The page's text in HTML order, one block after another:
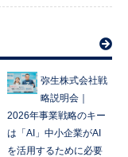
弥生株式会社戦
略説明会｜
2026年事業戦略のキー
は「AI」中小企業がAI
を活用するために必要